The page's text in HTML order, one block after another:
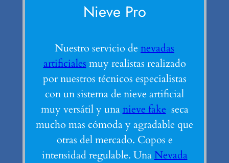
Nieve Pro
Nuestro servicio de nevadas
artificiales muy realistas realizado
por nuestros técnicos especialistas
con un sistema de nieve artificial
muy versátil y una nieve fake seca
mucho mas cómoda y agradable que
otras del mercado. Copos e
intensidad regulable. Una Nevada